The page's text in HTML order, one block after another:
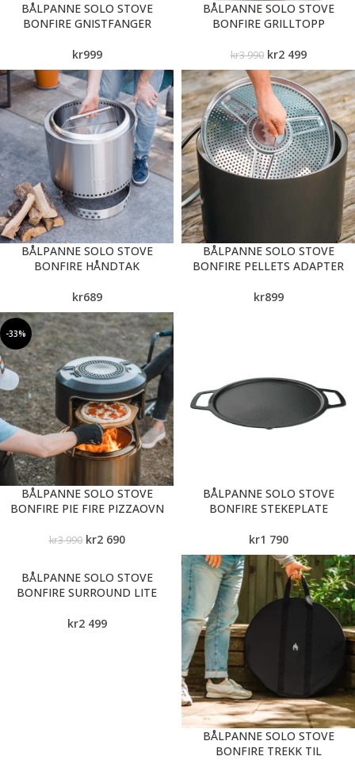
BÅLPANNE SOLO STOVE
BONFIRE GNISTFANGER
kr999
BÅLPANNE SOLO STOVE
BONFIRE GRILLTOPP
kr3 990 kr2 499
BÅLPANNE SOLO STOVE
BONFIRE HÅNDTAK
kr689
BÅLPANNE SOLO STOVE
BONFIRE PELLETS ADAPTER
kr899
-33%
BÅLPANNE SOLO STOVE
BONFIRE PIE FIRE PIZZAOVN
kr3 990 kr2 690
BÅLPANNE SOLO STOVE
BONFIRE STEKEPLATE
kr1 790
BÅLPANNE SOLO STOVE
BONFIRE SURROUND LITE
kr2 499
BÅLPANNE SOLO STOVE
BONFIRE TREKK TIL